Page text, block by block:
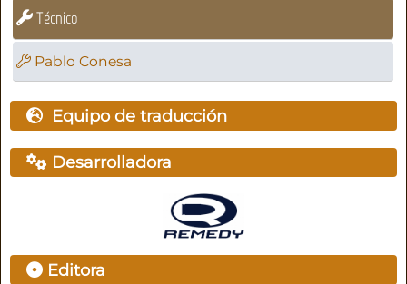
Técnico
Pablo Conesa
Equipo de traducción
Desarrolladora
Editora